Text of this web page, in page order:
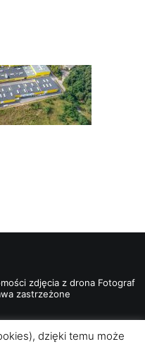
zdjęcia z drona Fotograf
zastrzeżone
dzięki temu może